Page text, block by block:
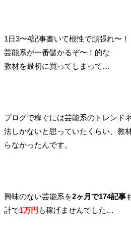
1日3〜4記事書いて根性で頑張れ〜！
芸能系が一番儲かるぞ〜！的な
教材を最初に買ってしまって…
ブログで稼ぐには芸能系のトレンド
法しかないと思っていたくらい、教
らなかったんです。
興味のない芸能系を2ヶ月で174記事
計で1万円 も稼げませんでした…